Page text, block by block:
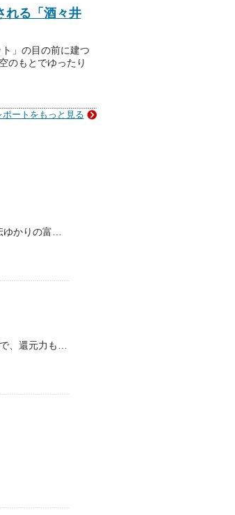
れる「酒々井
」の目の前に建つ
のもとでゆったり
ポートをもっと見る